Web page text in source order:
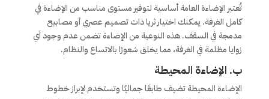
تُعتبر الإضاءة العامة أساسية لتوفير مستوى مناسب من الإضاءة في
كامل الغرفة. يمكنك اختيار ثريا ذات تصميم عصري أو مصابيح
مدمجة في السقف. هذه النوعية من الإضاءة تضمن عدم وجود أي
زوايا مظلمة في الغرفة، مما يخلق شعورًا بالاتساع والنظام.
ب. الإضاءة المحيطة
الإضاءة المحيطة تضيف طابعًا جماليًا وتستخدم لإبراز خطوط